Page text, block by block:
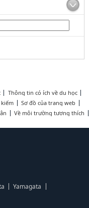
Thông tin có ích về du học
Sơ đồ của trang web
Về môi trường tương thích
Yamagata